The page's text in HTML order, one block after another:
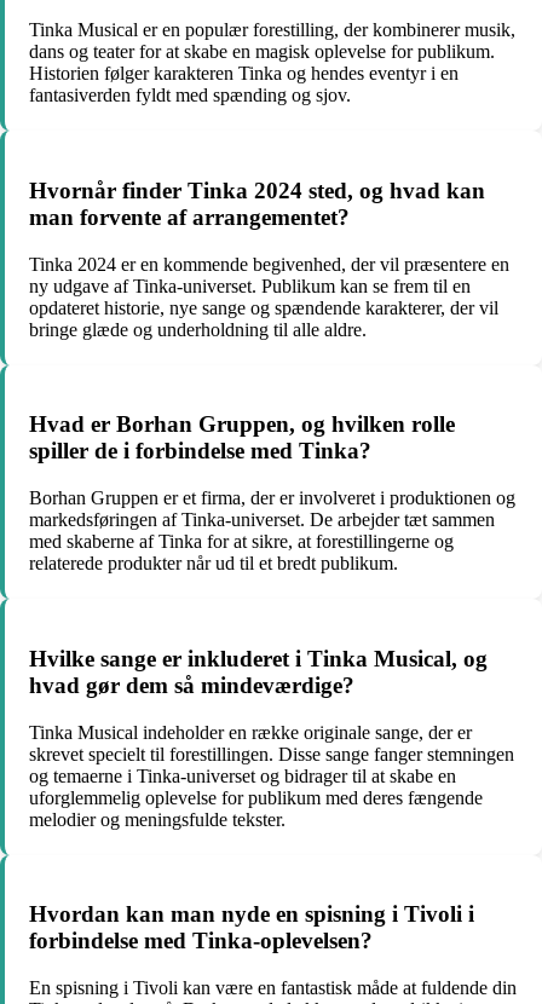
Tinka Musical er en populær forestilling, der kombinerer musik,
dans og teater for at skabe en magisk oplevelse for publikum.
Historien følger karakteren Tinka og hendes eventyr i en
fantasiverden fyldt med spænding og sjov.
Hvornår finder Tinka 2024 sted, og hvad kan
man forvente af arrangementet?
Tinka 2024 er en kommende begivenhed, der vil præsentere en
ny udgave af Tinka-universet. Publikum kan se frem til en
opdateret historie, nye sange og spændende karakterer, der vil
bringe glæde og underholdning til alle aldre.
Hvad er Borhan Gruppen, og hvilken rolle
spiller de i forbindelse med Tinka?
Borhan Gruppen er et firma, der er involveret i produktionen og
markedsføringen af Tinka-universet. De arbejder tæt sammen
med skaberne af Tinka for at sikre, at forestillingerne og
relaterede produkter når ud til et bredt publikum.
Hvilke sange er inkluderet i Tinka Musical, og
hvad gør dem så mindeværdige?
Tinka Musical indeholder en række originale sange, der er
skrevet specielt til forestillingen. Disse sange fanger stemningen
og temaerne i Tinka-universet og bidrager til at skabe en
uforglemmelig oplevelse for publikum med deres fængende
melodier og meningsfulde tekster.
Hvordan kan man nyde en spisning i Tivoli i
forbindelse med Tinka-oplevelsen?
En spisning i Tivoli kan være en fantastisk måde at fuldende din